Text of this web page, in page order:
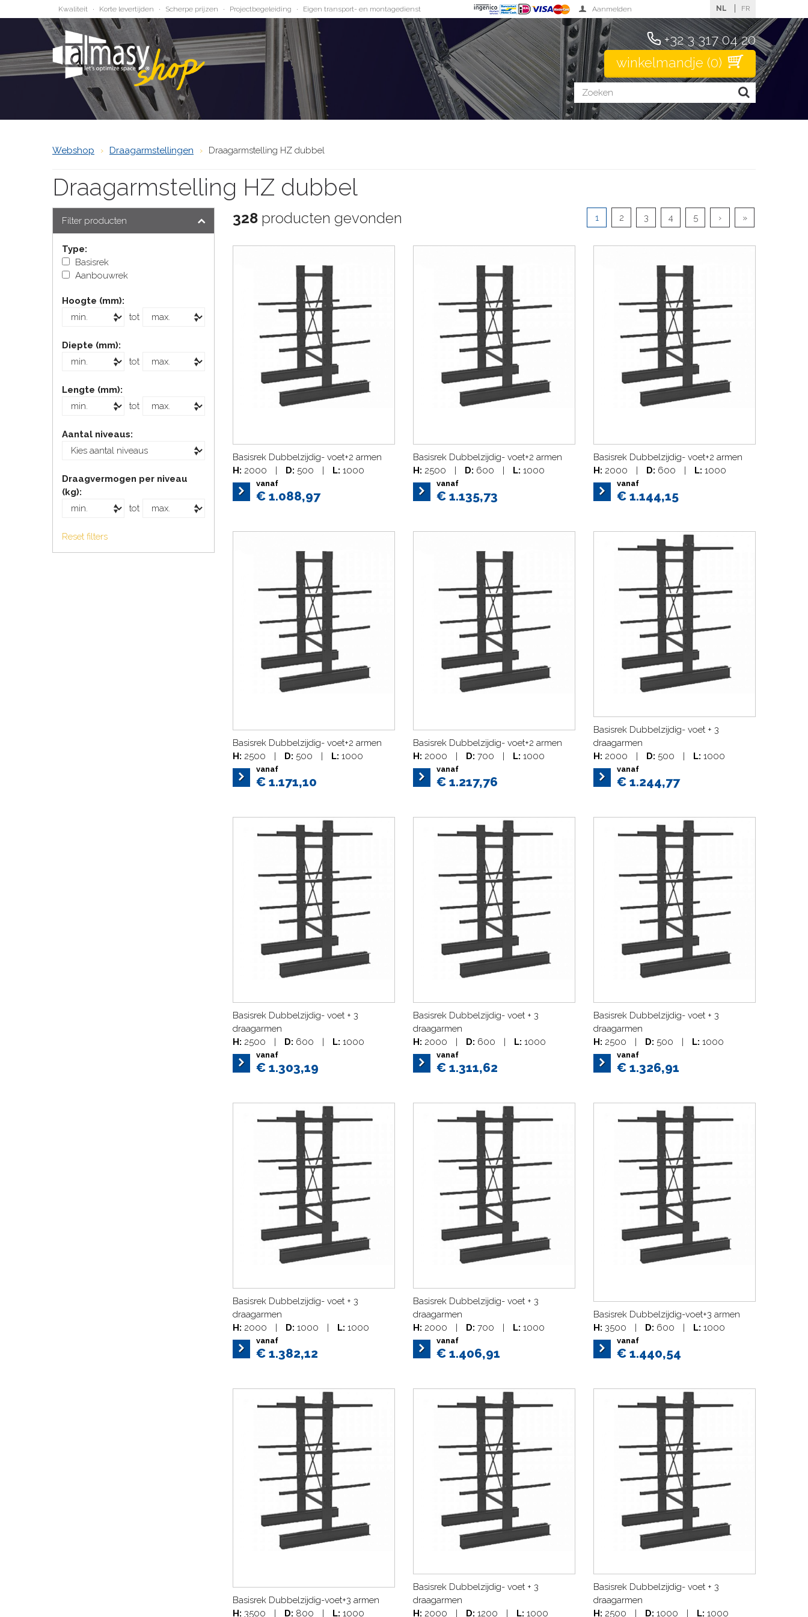
Kwaliteit Korte levertijden Scherpe prijzen Projectbegeleiding Eigen transport- en montagedienst Aanmelden NL FR
+32 3 317 04 20
winkelmandje (0)
Webshop Draagarmstellingen Draagarmstelling HZ dubbel
Draagarmstelling HZ dubbel
Filter producten
Type:
Basisrek
Aanbouwrek
Hoogte (mm):
tot
Diepte (mm):
tot
Lengte (mm):
tot
Aantal niveaus:
Draagvermogen per niveau
(kg):
tot
Reset filters
328 producten gevonden 1 2 3 4 5 › »
Basisrek Dubbelzijdig- voet+2 armen
H: 2000 | D: 500 | L: 1000
vanaf
€ 1.088,97
Basisrek Dubbelzijdig- voet+2 armen
H: 2500 | D: 600 | L: 1000
vanaf
€ 1.135,73
Basisrek Dubbelzijdig- voet+2 armen
H: 2000 | D: 600 | L: 1000
vanaf
€ 1.144,15
Basisrek Dubbelzijdig- voet+2 armen
H: 2500 | D: 500 | L: 1000
vanaf
€ 1.171,10
Basisrek Dubbelzijdig- voet+2 armen
H: 2000 | D: 700 | L: 1000
vanaf
€ 1.217,76
Basisrek Dubbelzijdig- voet + 3
draagarmen
H: 2000 | D: 500 | L: 1000
vanaf
€ 1.244,77
Basisrek Dubbelzijdig- voet + 3
draagarmen
H: 2500 | D: 600 | L: 1000
vanaf
€ 1.303,19
Basisrek Dubbelzijdig- voet + 3
draagarmen
H: 2000 | D: 600 | L: 1000
vanaf
€ 1.311,62
Basisrek Dubbelzijdig- voet + 3
draagarmen
H: 2500 | D: 500 | L: 1000
vanaf
€ 1.326,91
Basisrek Dubbelzijdig- voet + 3
draagarmen
H: 2000 | D: 1000 | L: 1000
vanaf
€ 1.382,12
Basisrek Dubbelzijdig- voet + 3
draagarmen
H: 2000 | D: 700 | L: 1000
vanaf
€ 1.406,91
Basisrek Dubbelzijdig-voet+3 armen
H: 3500 | D: 600 | L: 1000
vanaf
€ 1.440,54
Basisrek Dubbelzijdig-voet+3 armen
H: 3500 | D: 800 | L: 1000
Basisrek Dubbelzijdig- voet + 3
draagarmen
H: 2000 | D: 1200 | L: 1000
Basisrek Dubbelzijdig- voet + 3
draagarmen
H: 2500 | D: 1000 | L: 1000